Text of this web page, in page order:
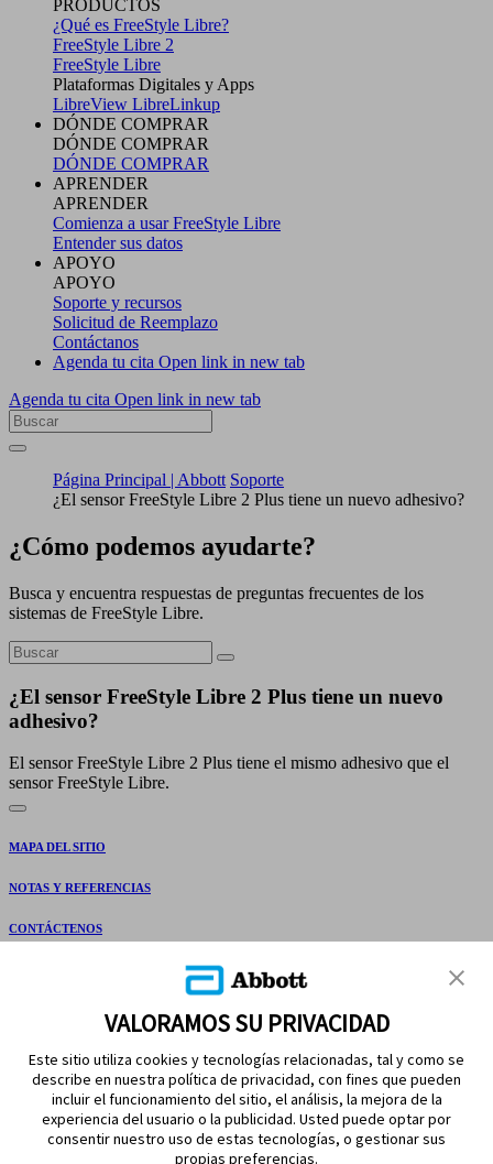
PRODUCTOS
¿Qué es FreeStyle Libre?
FreeStyle Libre 2
FreeStyle Libre
Plataformas Digitales y Apps
LibreView LibreLinkup
DÓNDE COMPRAR
DÓNDE COMPRAR
DÓNDE COMPRAR
APRENDER
APRENDER
Comienza a usar FreeStyle Libre
Entender sus datos
APOYO
APOYO
Soporte y recursos
Solicitud de Reemplazo
Contáctanos
Agenda tu cita Open link in new tab
Agenda tu cita Open link in new tab
Página Principal | Abbott Soporte
¿El sensor FreeStyle Libre 2 Plus tiene un nuevo adhesivo?
¿Cómo podemos ayudarte?
Busca y encuentra respuestas de preguntas frecuentes de los
sistemas de FreeStyle Libre.
¿El sensor FreeStyle Libre 2 Plus tiene un nuevo
adhesivo?
El sensor FreeStyle Libre 2 Plus tiene el mismo adhesivo que el
sensor FreeStyle Libre.
MAPA DEL SITIO
NOTAS Y REFERENCIAS
CONTÁCTENOS
MANTÉNGASE EN CONTACTO
VALORAMOS SU PRIVACIDAD
Este sitio utiliza cookies y tecnologías relacionadas, tal y como se
describe en nuestra política de privacidad, con fines que pueden
incluir el funcionamiento del sitio, el análisis, la mejora de la
experiencia del usuario o la publicidad. Usted puede optar por
consentir nuestro uso de estas tecnologías, o gestionar sus
propias preferencias.